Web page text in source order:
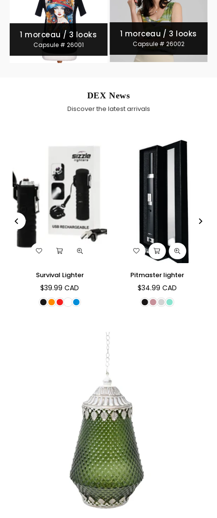
1 morceau / 3 looks
Capsule # 26001
1 morceau / 3 looks
Capsule # 26002
DEX News
Discover the latest arrivals
Survival Lighter
Regular
price
$39.99 CAD
Pitmaster lighter
Regular
price
$34.99 CAD